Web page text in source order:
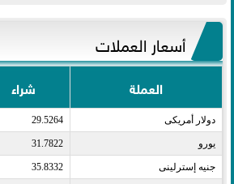
أسعار العملات
العملة شراء
دولار أمريكى​ 29.5264
يورو​ 31.7822
جنيه إسترلينى​ 35.8332